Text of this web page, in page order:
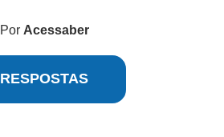
Por Acessaber
RESPOSTAS